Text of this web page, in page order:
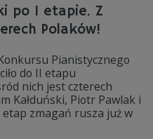
po I etapie. Z
Polaków!
Pianistycznego
do II etapu
nich jest czterech
Kałduński, Piotr Pawlak i
zmagań rusza już w